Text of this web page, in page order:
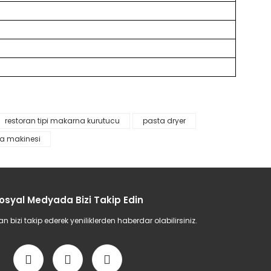
restoran tipi makarna kurutucu
pasta dryer
makinesi
Medyada Bizi Takip Edin
bizi takip ederek yeniliklerden haberdar olabilirsiniz.